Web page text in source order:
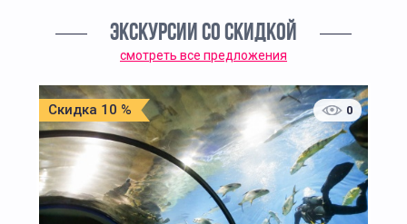
ЭКСКУРСИИ СО СКИДКОЙ
смотреть все предложения
Скидка 10 % 0